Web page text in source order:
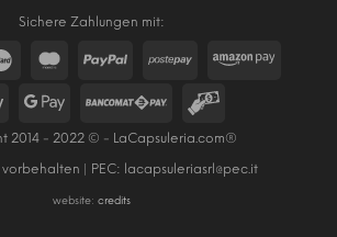
Sichere Zahlungen mit:
2014 - 2022 © - LaCapsuleria.com®
| PEC: lacapsuleriasrl@pec.it
website: credits